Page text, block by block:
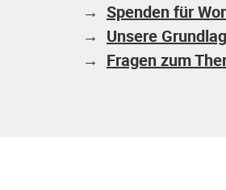
→ Spenden für
→ Unsere
→ Fragen zum